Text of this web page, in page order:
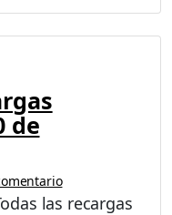
v
r
de
e
n
las recargas